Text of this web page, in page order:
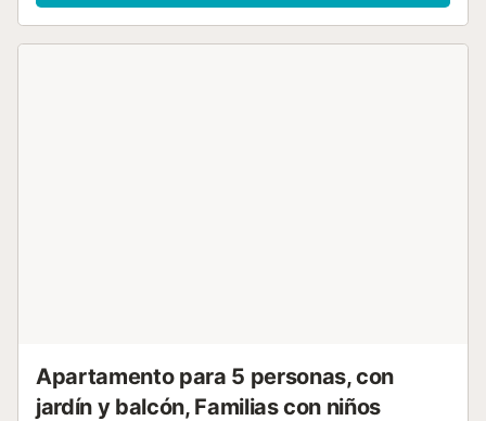
apartamento está diseñado con atención al detalle,
may...
Apartamento para 5 personas, con
jardín y balcón, Familias con niños